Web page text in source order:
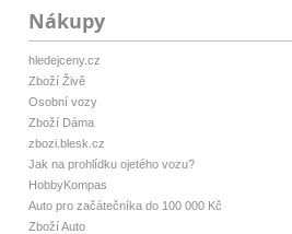
Nákupy
hledejceny.cz
Zboží Živě
Osobní vozy
Zboží Dáma
zbozi.blesk.cz
Jak na prohlídku ojetého vozu?
HobbyKompas
Auto pro začátečníka do 100 000 Kč
Zboží Auto